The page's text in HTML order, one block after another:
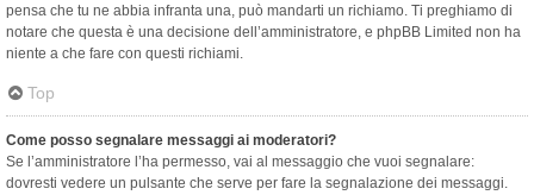
pensa che tu ne abbia infranta una, può mandarti un richiamo. Ti preghiamo di
notare che questa è una decisione dell’amministratore, e phpBB Limited non ha
niente a che fare con questi richiami.
Top
Come posso segnalare messaggi ai moderatori?
Se l’amministratore l’ha permesso, vai al messaggio che vuoi segnalare:
dovresti vedere un pulsante che serve per fare la segnalazione dei messaggi.